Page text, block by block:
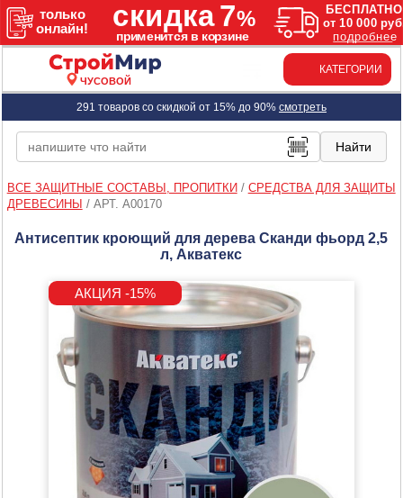
ЧУСОВОЙ
КАТЕГОРИИ
291 товаров со скидкой от 15% до 90% смотреть
ВСЕ ЗАЩИТНЫЕ СОСТАВЫ, ПРОПИТКИ / СРЕДСТВА ДЛЯ ЗАЩИТЫ
ДРЕВЕСИНЫ / АРТ. A00170
Антисептик кроющий для дерева Сканди фьорд 2,5
л, Акватекс